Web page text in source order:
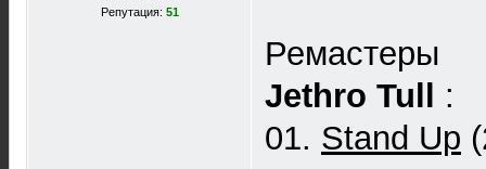
Репутация: 51
Ремастеры
Jethro Tull :
01. Stand Up